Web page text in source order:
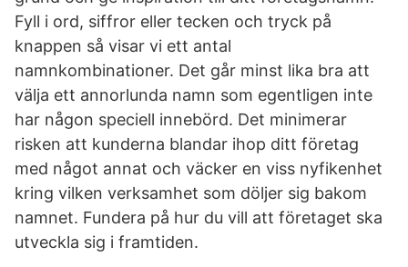
Fyll i ord, siffror eller tecken och tryck på
knappen så visar vi ett antal
namnkombinationer. Det går minst lika bra att
välja ett annorlunda namn som egentligen inte
har någon speciell innebörd. Det minimerar
risken att kunderna blandar ihop ditt företag
med något annat och väcker en viss nyfikenhet
kring vilken verksamhet som döljer sig bakom
namnet. Fundera på hur du vill att företaget ska
utveckla sig i framtiden.